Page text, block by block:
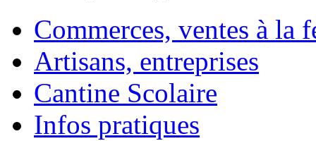
Commerces, ventes à la
Artisans, entreprises
Cantine Scolaire
Infos pratiques